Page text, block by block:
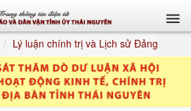
Lý luận chính trị và Lịch sử Đảng